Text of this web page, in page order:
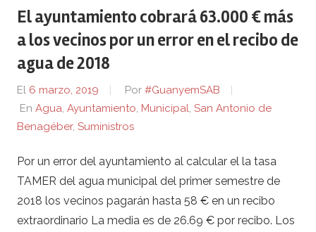
El ayuntamiento cobrará 63.000 € más
a los vecinos por un error en el recibo de
agua de 2018
El 6 marzo, 2019 Por #GuanyemSAB
En Agua, Ayuntamiento, Municipal, San Antonio de
Benagéber, Suministros
Por un error del ayuntamiento al calcular el la tasa
TAMER del agua municipal del primer semestre de
2018 los vecinos pagarán hasta 58 € en un recibo
extraordinario La media es de 26.69 € por recibo. Los